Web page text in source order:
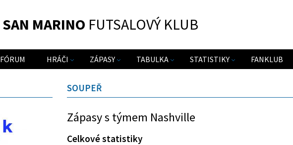
SAN MARINO FUTSALOVÝ KLUB
FÓRUM HRÁČI ZÁPASY TABULKA STATISTIKY FANKLUB
SOUPEŘ
Zápasy s týmem Nashville
Celkové statistiky